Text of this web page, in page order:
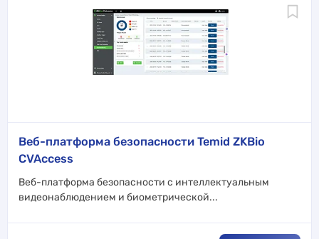
Веб-платформа безопасности Temid ZKBio
CVAccess
Веб-платформа безопасности с интеллектуальным
видеонаблюдением и биометрической...